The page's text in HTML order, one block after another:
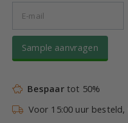
Sample aanvragen
Bespaartot 50%
Voor 15:00 uur besteld,